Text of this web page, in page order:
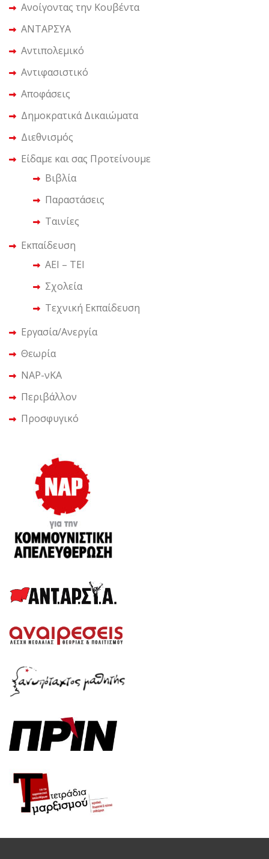
Ανοίγοντας την Κουβέντα
ΑΝΤΑΡΣΥΑ
Αντιπολεμικό
Αντιφασιστικό
Αποφάσεις
Δημοκρατικά Δικαιώματα
Διεθνισμός
Είδαμε και σας Προτείνουμε
Βιβλία
Παραστάσεις
Ταινίες
Εκπαίδευση
ΑΕΙ – ΤΕΙ
Σχολεία
Τεχνική Εκπαίδευση
Εργασία/Ανεργία
Θεωρία
ΝΑΡ-νΚΑ
Περιβάλλον
Προσφυγικό